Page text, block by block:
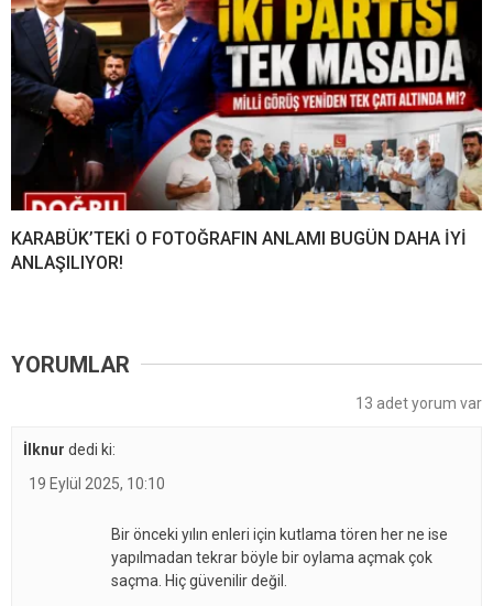
KARABÜK’TEKİ O FOTOĞRAFIN ANLAMI BUGÜN DAHA İYİ
ANLAŞILIYOR!
YORUMLAR
13 adet yorum var
İlknur dedi ki:
19 Eylül 2025, 10:10
Bir önceki yılın enleri için kutlama tören her ne ise
yapılmadan tekrar böyle bir oylama açmak çok
saçma. Hiç güvenilir değil.